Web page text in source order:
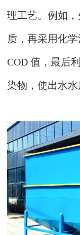
理工艺。例如
质，再采用化
COD 值，最后
染物，使出水水